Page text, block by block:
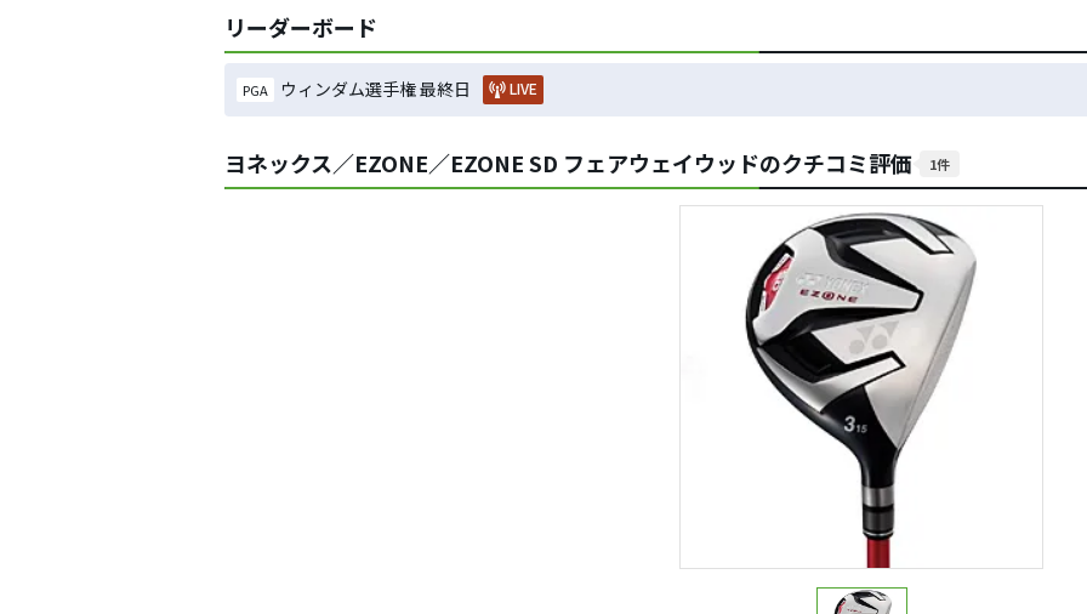
リーダーボード
PGA ウィンダム選手権 最終日 LIVE
ヨネックス／EZONE／EZONE SD フェアウェイウッドのクチコミ評価 1件